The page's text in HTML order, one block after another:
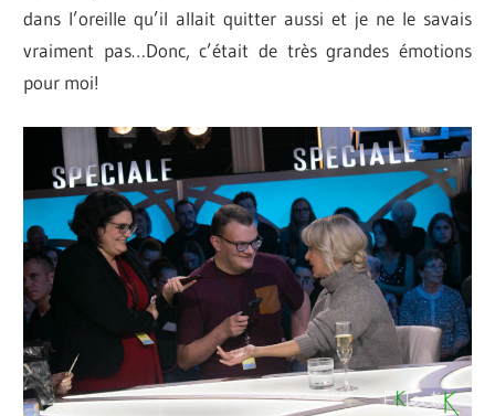
dans l’oreille qu’il allait quitter aussi et je ne le savais
vraiment pas…Donc, c’était de très grandes émotions
pour moi!